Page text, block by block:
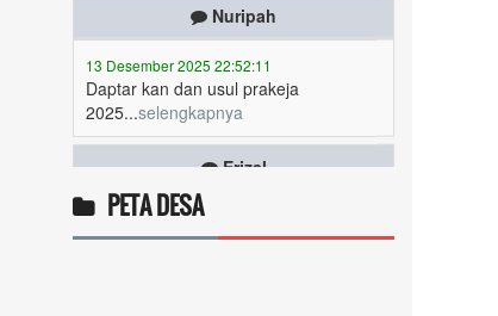
13 Desember 2025 22:52:11
Daptar kan dan usul prakeja
2025...selengkapnya
Erizal
09 Desember 2025 13:48:42
Awin
PETA DESA